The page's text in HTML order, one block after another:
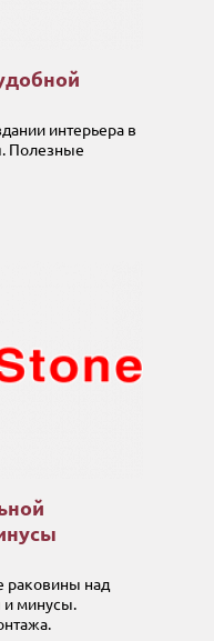
интерьера в
Полезные
раковины над
и минусы.